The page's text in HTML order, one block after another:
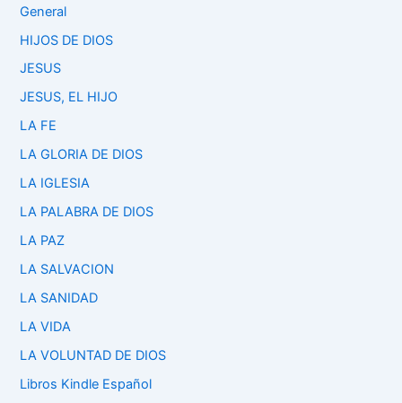
General
HIJOS DE DIOS
JESUS
JESUS, EL HIJO
LA FE
LA GLORIA DE DIOS
LA IGLESIA
LA PALABRA DE DIOS
LA PAZ
LA SALVACION
LA SANIDAD
LA VIDA
LA VOLUNTAD DE DIOS
Libros Kindle Español